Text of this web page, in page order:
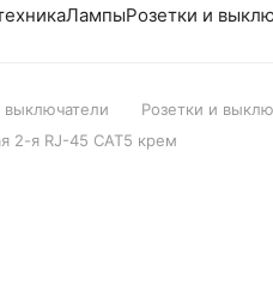
ЛампыРозетки и
выключатели Розетки и
2-я RJ-45 САТ5 крем